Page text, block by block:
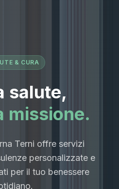
& CURA
salute,
missione.
Terni offre servizi
personalizzate e
per il tuo benessere